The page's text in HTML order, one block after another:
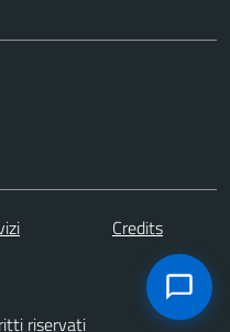
Credits
riservati